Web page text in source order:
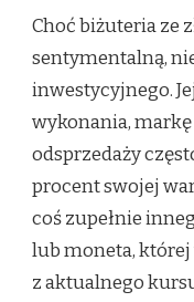
Choć biżuteria ze
sentymentalną,
inwestycyjnego.
wykonania,
odsprzedaży
procent swojej
coś zupełnie
lub moneta,
z aktualnego